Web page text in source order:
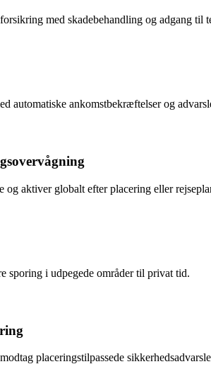
med skadebehandling og adgang til
automatiske ankomstbekræftelser og
og aktiver globalt efter placering eller
sporing i udpegede områder til privat tid.
placeringstilpassede